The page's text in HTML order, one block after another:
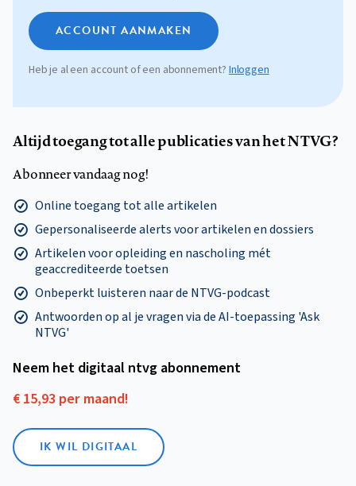
ACCOUNT AANMAKEN
Heb je al een account of een abonnement?Inloggen
Altijd toegang tot alle publicaties van het NTVG?
Abonneer vandaag nog!
Online toegang tot alle artikelen
Gepersonaliseerde alerts voor artikelen en dossiers
Artikelen voor opleiding en nascholing mét
geaccrediteerde toetsen
Onbeperkt luisteren naar de NTVG-podcast
Antwoorden op al je vragen via de AI-toepassing 'Ask
NTVG'
Neem het digitaal ntvg abonnement
€ 15,93 per maand!
IK WIL DIGITAAL